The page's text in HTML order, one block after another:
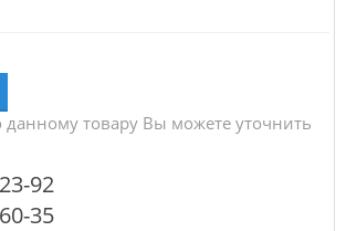
товару Вы можете уточнить
92
35